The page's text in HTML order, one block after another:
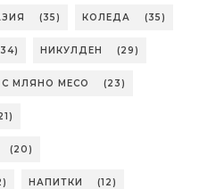
(35) КОЛЕДА (35)
НИКУЛДЕН (29)
МЛЯНО МЕСО (23)
(20)
НАПИТКИ (12)